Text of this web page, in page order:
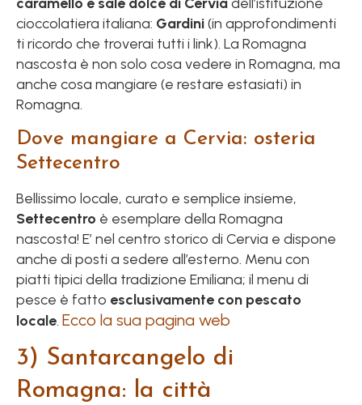
cioccolatiera italiana: Gardini(in approfondimenti
ti ricordo che troverai tutti i link). La Romagna
nascosta è non solo cosa vedere in Romagna, ma
anche cosa mangiare (e restare estasiati) in
Romagna.
Dove mangiare a Cervia: osteria
Settecentro
Bellissimo locale, curato e semplice insieme,
Settecentro è esemplare della Romagna
nascosta! E’ nel centro storico di Cervia e dispone
anche di posti a sedere all’esterno. Menu con
piatti tipici della tradizione Emiliana; il menu di
pesce è fatto esclusivamente con pescato
locale. Ecco la sua pagina web
3) Santarcangelo di
Romagna: la città